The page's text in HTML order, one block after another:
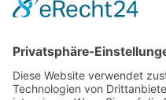
Der Kauf ohne unsere
möglich. Das spart
Gemeinsam mit ausgewählten
desEinkaufsverbands